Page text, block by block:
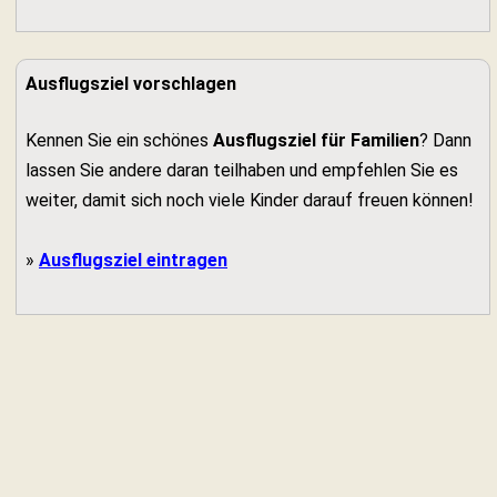
Ausflugsziel vorschlagen
Kennen Sie ein schönes Ausflugsziel für Familien? Dann
lassen Sie andere daran teilhaben und empfehlen Sie es
weiter, damit sich noch viele Kinder darauf freuen können!
» Ausflugsziel eintragen